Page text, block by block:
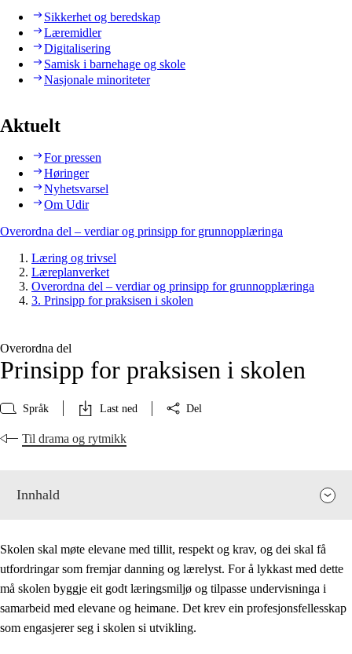
Sikkerhet og beredskap
Læremidler
Digitalisering
Samisk i barnehage og skole
Nasjonale minoriteter
Aktuelt
For pressen
Høringer
Nyhetsvarsel
Om Udir
Overordna del – verdiar og prinsipp for grunnopplæringa
Læring og trivsel
Læreplanverket
Overordna del – verdiar og prinsipp for grunnopplæringa
3. Prinsipp for praksisen i skolen
Overordna del
Prinsipp for praksisen i skolen
Språk Last ned Del
Til drama og rytmikk
Innhald
Skolen skal møte elevane med tillit, respekt og krav, og dei skal få
utfordringar som fremjar danning og lærelyst. For å lykkast med dette
må skolen byggje eit godt læringsmiljø og tilpasse undervisninga i
samarbeid med elevane og heimane. Det krev ein profesjonsfellesskap
som engasjerer seg i skolen si utvikling.